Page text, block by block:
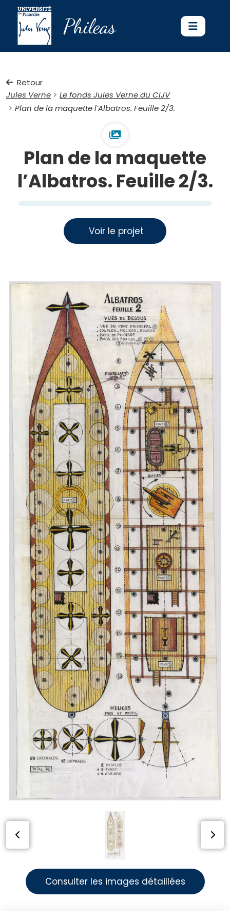
Phileas
Retour
Jules Verne
Le fonds Jules Verne du CIJV
Plan de la maquette l’Albatros. Feuille 2/3.
Plan de la maquette
l’Albatros. Feuille 2/3.
Voir le projet
Consulter les images détaillées